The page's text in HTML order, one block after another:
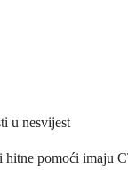
u nesvijest
pomoći imaju